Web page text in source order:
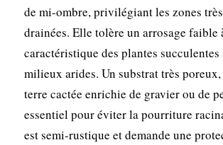
de mi-ombre, privilégiant les zones
drainées. Elle tolère un arrosage faible
caractéristique des plantes succulentes
milieux arides. Un substrat très poreux,
terre cactée enrichie de gravier ou de
essentiel pour éviter la pourriture
est semi-rustique et demande une